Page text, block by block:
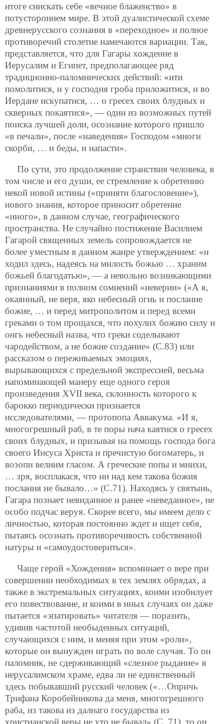
итоге снискать себе «вечное блаженство» в
потустороннем мире. В этой дуалистической схеме
древнерусского сознания в «переходное» и полное
противоречий столетие намечаются вариации. Так,
представляется, что для Гагары хождение в
Иерусалим и Египет, предполагающее ряд
традиционно-паломнических действий: «ити
помолитися, и у господня гроба приложитися, и во
Иердане искупатися, … о гресех своих блудных и
скверных покаятися», — один из возможных путей
поиска лучшей доли, осознание которого пришло
«в печали», после «наведения» Господом «многи
скорби, … и беды, и напасти».
По сути, это продолжение странствия человека, в
том числе и его души, ее стремление к обретению
некой новой истины («приняти благословение»),
нового знания, которое приносит обретение
«иного», в данном случае, географического
пространства. Не случайно постижение Василием
Гагарой священных земель сопровождается не
более уместным в данном жанре утверждением: «и
ходил здесь, надеясь на милость божью … храним
божьей благодатью», — а невольно возникающими
признаниями в полном сомнений «неверии» («А я,
окаянный, не веря, яко небесный огнь и послание
божие, … и перед митрополитом и перед всеми
греками о том прощахся, что похулих божию силу и
онгь небесный назва, что греки соделывают
чародейством, а не божие создание» (С.83) или
рассказом о переживаемых эмоциях,
вырывающихся с предельной экспрессией, весьма
напоминающей манеру еще одного героя
произведения XVII века, склонность которого к
барокко периодически признается
исследователями, — протопопа Аввакума. «И я,
многогрешный раб, в те поры нача каятися о гресех
своих блудных, и призывая на помощь господа бога
своего Иисуса Христа и пречистую богоматерь, и
возопи велиим гласом. А греческие попы и мнихи,
… зря, восплакася, что ни над кем такова божия
послания не бывало…» (С.71). Находясь у святынь,
Гагара познает невиданное и ранее «неведанное», не
особо подчас веруя. Скорее всего, мы имеем дело с
личностью, которая постоянно ждет и ищет себя,
пытаясь осознать противоречивость собственной
натуры и «самоудостовериться».
Чаще герой «Хождения» вспоминает о вере при
совершении необходимых в тех землях обрядах, а
также в экстремальных ситуациях, коими изобилует
его повествование, и коими в иных случаях он даже
пытается «эпатировать» читателя — поразить,
удивив частотой необыденных ситуаций,
случающихся с ним, и меняя при этом «роли»,
которые он вынужден играть по воле случая. То он
паломник, не сдерживающий «слезное рыдание» в
иерусалимском храме, едва ли не единственный
здесь побывавший русский человек («…Опричь
Трифана Коробейникова да меня, многогрешного
раба, из такова из далнаго государства из
христианской веры не хто не бывал» (С. 71), то он